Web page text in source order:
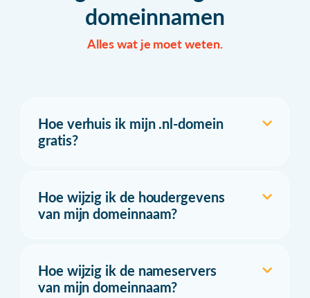
domeinnamen
Alles wat je moet weten.
Hoe verhuis ik mijn .nl-domein
gratis?
Hoe wijzig ik de houdergevens
van mijn domeinnaam?
Hoe wijzig ik de nameservers
van mijn domeinnaam?